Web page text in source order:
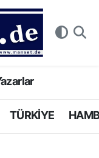
TÜRKİYE